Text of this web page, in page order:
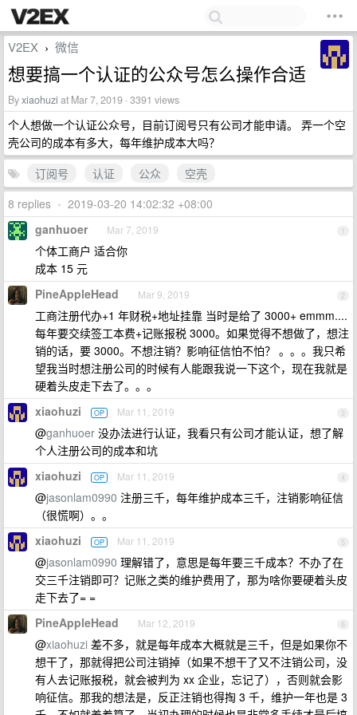
V2EX › 微信
想要搞一个认证的公众号怎么操作合适
Byxiaohuzi at Mar 7, 2019 · 3391 views
个人想做一个认证公众号，目前订阅号只有公司才能申请。 弄一个空
壳公司的成本有多大，每年维护成本大吗？
订阅号
认证 公众
空壳
8 replies • 2019-03-20 14:02:32 +08:00
1
ganhuoer Mar 7, 2019
个体工商户 适合你
成本 15 元
2
PineAppleHead Mar 9, 2019
工商注册代办+1 年财税+地址挂靠 当时是给了 3000+ emmm....
每年要交续签工本费+记账报税 3000。如果觉得不想做了，想注
销的话，要 3000。不想注销？影响征信怕不怕？ 。。。我只希
望我当时想注册公司的时候有人能跟我说一下这个，现在我就是
硬着头皮走下去了。。。
3
xiaohuzi OP Mar 11, 2019
@ganhuoer 没办法进行认证，我看只有公司才能认证，想了解
个人注册公司的成本和坑
4
xiaohuzi OP Mar 11, 2019
@jasonlam0990 注册三千，每年维护成本三千，注销影响征信
（很慌啊）。。
5
xiaohuzi OP Mar 11, 2019
@jasonlam0990 理解错了，意思是每年要三千成本？不办了在
交三千注销即可？记账之类的维护费用了，那为啥你要硬着头皮
走下去了= =
6
PineAppleHead Mar 12, 2019
@xiaohuzi 差不多，就是每年成本大概就是三千，但是如果你不
想干了，那就得把公司注销掉（如果不想干了又不注销公司，没
有人去记账报税，就会被判为 xx 企业，忘记了），否则就会影
响征信。那我的想法是，反正注销也得掏 3 千，维护一年也是 3